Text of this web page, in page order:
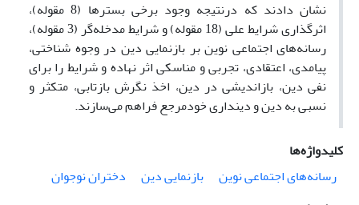
نشان دادند که درنتیجه وجود برخی بسترها (8 مقوله)،
اثرگذاری شرایط علی (18 مقوله) و شرایط مدخله‌گر (3 مقوله)،
رسانه‌های اجتماعی نوین بر بازنمایی دین در وجوه شناختی،
پیامدی، اعتقادی، تجربی و مناسکی اثر نهاده و شرایط را برای
نفی دین، بازاندیشی در دین، اخذ نگرش بازتابی، متکثر و
نسبی به دین و دینداری خودمرجع فراهم می‌سازند.
کلیدواژه‌ها
رسانه‌های اجتماعی نوین
بازنمایی دین
دختران نوجوان